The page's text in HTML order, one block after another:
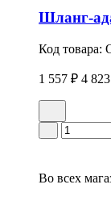
Шланг-
Код товара:
1 557 ₽ 4
Во всех